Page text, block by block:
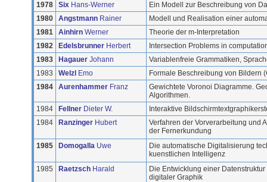
1978
Six Hans-Werner
Ein Modell zur Beschreibung von
1980
Angstmann Rainer
Modell und Realisation einer
1981
Ainhirn Werner
Theorie der m-Interpretation
1982
Edelsbrunner Herbert
Intersection Problems in
1983
Hagauer Johann
Variablenfreie Grammatiken,
1983
Welzl Emo
Formale Beschreibung von Bildern
1984
Aurenhammer Franz
Gewichtete Voronoi Diagramme.
Algorithmen.
1984
Fellner Dieter W.
Interaktive
1984
Ranzinger Hubert
Verfahren der Vorverarbeitung und
der Fernerkundung
1985
Domogalla Uwe
Die automatische Digitalisierung
kuenstlichen Intelligenz
1985
Raetzsch Harald
Die Entwicklung einer
digitaler Graphik